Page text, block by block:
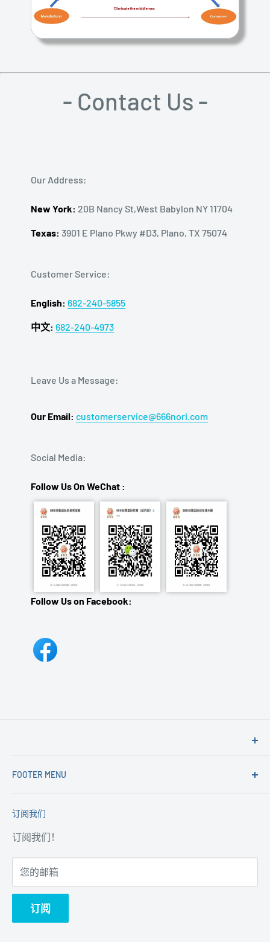
- Contact Us -
Our Address:
New York: 20B Nancy St,West Babylon NY 11704
Texas: 3901 E Plano Pkwy #D3, Plano, TX 75074
Customer Service:
English: 682-240-5855
中文: 682-240-4973
Leave Us a Message:
Our Email: customerservice@666nori.com
Social Media:
Follow Us On WeChat :
Follow Us on Facebook:
FOOTER MENU
退货和退款
隐私政策
服务条款
订阅我们
订阅我们！
您的邮箱
订阅